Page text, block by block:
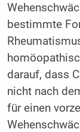
bestimmte
darauf, dass
nicht nach
für einen